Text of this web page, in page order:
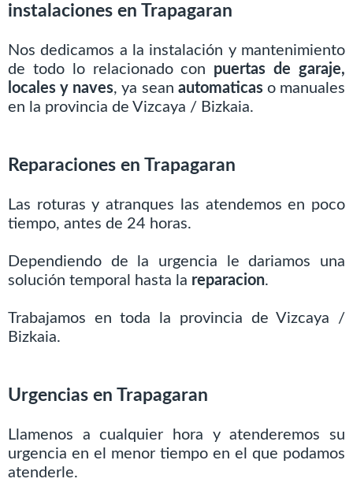
instalaciones en Trapagaran
Nos dedicamos a la instalación y mantenimiento
de todo lo relacionado con puertas de garaje,
locales y naves, ya sean automaticaso manuales
en la provincia de Vizcaya / Bizkaia.
Reparaciones en Trapagaran
Las roturas y atranques las atendemos en poco
tiempo, antes de 24 horas.
Dependiendo de la urgencia le dariamos una
solución temporal hasta la reparacion.
Trabajamos en toda la provincia de Vizcaya /
Bizkaia.
Urgencias en Trapagaran
Llamenos a cualquier hora y atenderemos su
urgencia en el menor tiempo en el que podamos
atenderle.